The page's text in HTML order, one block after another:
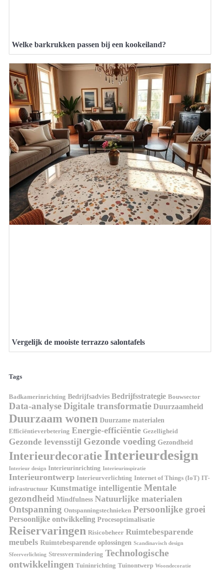
Welke barkrukken passen bij een kookeiland?
Vergelijk de mooiste terrazzo salontafels
Tags
Badkamerinrichting Bedrijfsadvies Bedrijfsstrategie Bouwsector
Data-analyseDigitale transformatie Duurzaamheid
Duurzaam wonen Duurzame materialen
Efficiëntieverbetering Energie-efficiëntie Gezelligheid
Gezonde levensstijl Gezonde voeding Gezondheid
Interieurdecoratie Interieurdesign
Interieur design Interieurinrichting Interieurinspiratie
Interieurontwerp Interieurverlichting Internet of Things (IoT) IT-
infrastructuur Kunstmatige intelligentie Mentale
gezondheid Mindfulness Natuurlijke materialen
Ontspanning Ontspanningstechnieken Persoonlijke groei
Persoonlijke ontwikkeling Procesoptimalisatie
Reiservaringen Risicobeheer Ruimtebesparende
meubels Ruimtebesparende oplossingen Scandinavisch design
Sfeerverlichting Stressvermindering Technologische
ontwikkelingen Tuininrichting Tuinontwerp Woondecoratie